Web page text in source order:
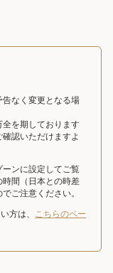
なく変更となる場
を期しております
認いただけますよ
ンに設定してご覧
間（日本との時差
ご注意ください。
方は、 こちらのペー